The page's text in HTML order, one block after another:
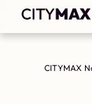
CITYMAX